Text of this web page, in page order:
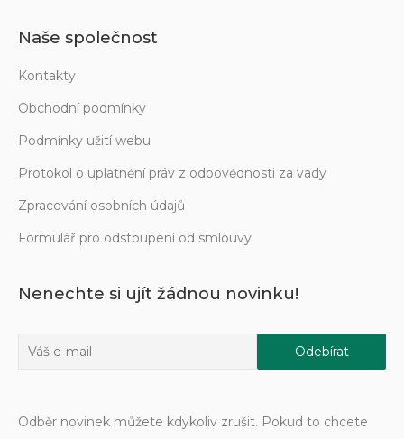
Naše společnost
Kontakty
Obchodní podmínky
Podmínky užití webu
Protokol o uplatnění práv z odpovědnosti za vady
Zpracování osobních údajů
Formulář pro odstoupení od smlouvy
Nenechte si ujít žádnou novinku!
Odběr novinek můžete kdykoliv zrušit. Pokud to chcete